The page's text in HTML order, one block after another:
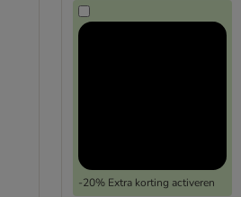
-20% Extra korting activeren